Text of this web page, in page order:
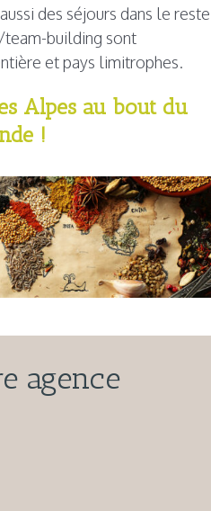
des séjours dans le reste
building sont
et pays limitrophes.
Alpes au bout du
!
agence